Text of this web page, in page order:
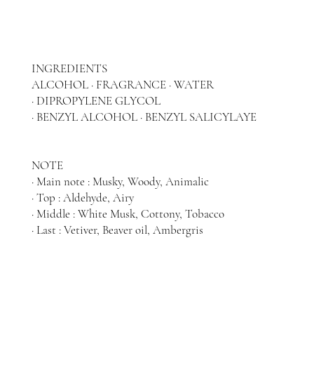
INGREDIENTS
ALCOHOL · FRAGRANCE · WATER
· DIPROPYLENE GLYCOL
· BENZYL ALCOHOL · BENZYL SALICYLAYE
NOTE
· Main note : Musky, Woody, Animalic
· Top : Aldehyde, Airy
· Middle : White Musk, Cottony, Tobacco
· Last : Vetiver, Beaver oil, Ambergris